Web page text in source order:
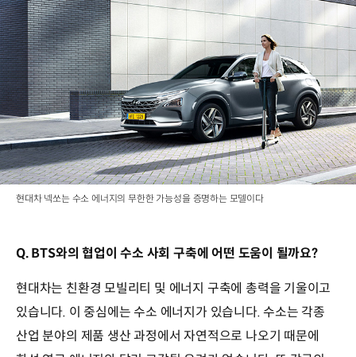
현대차 넥쏘는 수소 에너지의 무한한 가능성을 증명하는 모델이다
Q. BTS와의 협업이 수소 사회 구축에 어떤 도움이 될까요?
현대차는 친환경 모빌리티 및 에너지 구축에 총력을 기울이고
있습니다. 이 중심에는 수소 에너지가 있습니다. 수소는 각종
산업 분야의 제품 생산 과정에서 자연적으로 나오기 때문에